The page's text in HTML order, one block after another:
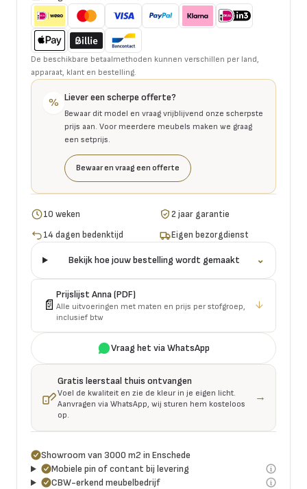
De beschikbare betaalmethoden kunnen verschillen per land,
apparaat, klant en bestelling.
% Liever een scherpe offerte?
Bewaar dit model en vraag vrijblijvend onze scherpste
prijs aan. Voor meerdere meubels maken we graag
een setprijs.
Bewaar en vraag een offerte
10 weken
2 jaar garantie
14 dagen bedenktijd
Eigen bezorgdienst
Bekijk hoe jouw bestelling wordt gemaakt ⌄
📄
Prijslijst Anna(PDF)
Alle uitvoeringen met maten en prijs per stofgroep,
inclusief btw
↓
Vraag het via WhatsApp
Gratis leerstaal thuis ontvangen
Voel de kwaliteit en zie de kleur in je eigen licht.
Aanvragen via WhatsApp, wij sturen hem kosteloos
op.
→
Showroom van 3000 m2 in Enschede
Mobiele pin of contant bij levering
CBW-erkend meubelbedrijf